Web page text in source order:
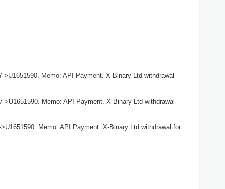
Memo: API Payment. X-Binary Ltd withdrawal
Memo: API Payment. X-Binary Ltd withdrawal
Memo: API Payment. X-Binary Ltd withdrawal for